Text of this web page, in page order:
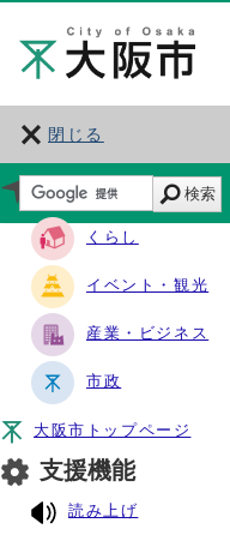
閉じる
サイト・ナビ
くらし
イベント・観光
産業・ビジネス
市政
大阪市トップページ
支援機能
読み上げ
検索